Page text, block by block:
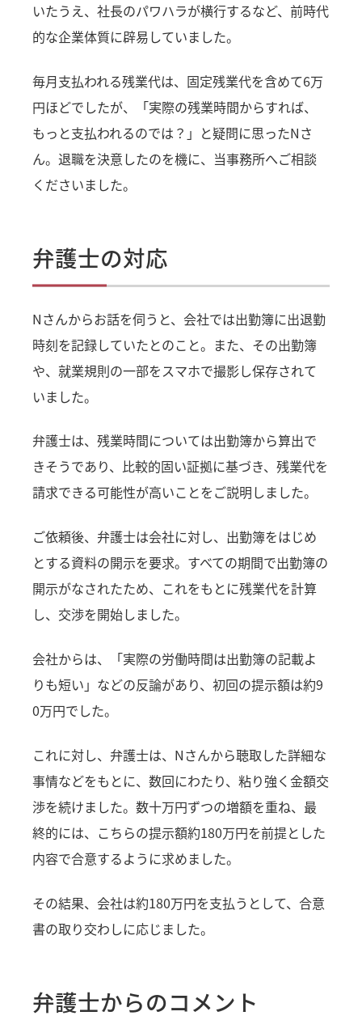
いたうえ、社長のパワハラが横行するなど、前時代
的な企業体質に辟易していました。
毎月支払われる残業代は、固定残業代を含めて6万
円ほどでしたが、「実際の残業時間からすれば、
もっと支払われるのでは？」と疑問に思ったNさ
ん。退職を決意したのを機に、当事務所へご相談
くださいました。
弁護士の対応
Nさんからお話を伺うと、会社では出勤簿に出退勤
時刻を記録していたとのこと。また、その出勤簿
や、就業規則の一部をスマホで撮影し保存されて
いました。
弁護士は、残業時間については出勤簿から算出で
きそうであり、比較的固い証拠に基づき、残業代を
請求できる可能性が高いことをご説明しました。
ご依頼後、弁護士は会社に対し、出勤簿をはじめ
とする資料の開示を要求。すべての期間で出勤簿の
開示がなされたため、これをもとに残業代を計算
し、交渉を開始しました。
会社からは、「実際の労働時間は出勤簿の記載よ
りも短い」などの反論があり、初回の提示額は約9
0万円でした。
これに対し、弁護士は、Nさんから聴取した詳細な
事情などをもとに、数回にわたり、粘り強く金額交
渉を続けました。数十万円ずつの増額を重ね、最
終的には、こちらの提示額約180万円を前提とした
内容で合意するように求めました。
その結果、会社は約180万円を支払うとして、合意
書の取り交わしに応じました。
弁護士からのコメント